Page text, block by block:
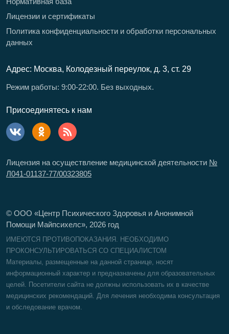
Лицензии и сертификаты
Политика конфиденциальности и обработки персональных
данных
Адрес: Москва, Колодезный переулок, д. 3, ст. 29
Режим работы: 9:00-22:00. Без выходных.
Присоединятесь к нам
Лицензия на осуществление медицинской деятельности №
Л041-01137-77/00323805
© ООО «Центр Психического Здоровья и Анонимной
Помощи Майпсихелс», 2026 год
ИМЕЮТСЯ ПРОТИВОПОКАЗАНИЯ. НЕОБХОДИМО
ПРОКОНСУЛЬТИРОВАТЬСЯ СО СПЕЦИАЛИСТОМ
Материалы, размещенные на данной странице, носят
информационный характер и предназначены для образовательных
целей. Посетители сайта не должны использовать их в качестве
медицинских рекомендаций. Для лечения необходима консультация
и обследование врачом.